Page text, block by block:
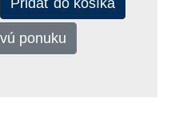
ponuku